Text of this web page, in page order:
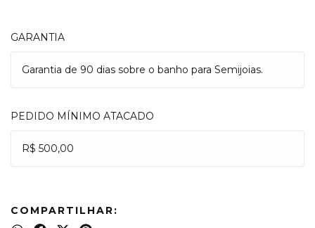
GARANTIA
Garantia de 90 dias sobre o banho para Semijoias.
PEDIDO MÍNIMO ATACADO
R$ 500,00
COMPARTILHAR: